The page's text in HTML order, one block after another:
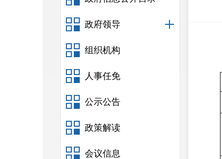
政府领导
组织机构
人事任免
公示公告
政策解读
会议信息